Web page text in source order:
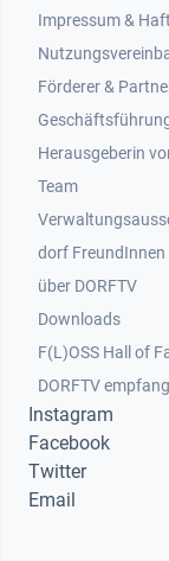
Impressum &
Footer 2
Förderer &
Herausgeberin
Team
dorf FreundInnen
Footer 3
über DORFTV
Downloads
F(L)OSS Hall of
Footer 4
DORFTV
Instagram
Facebook
Twitter
Email